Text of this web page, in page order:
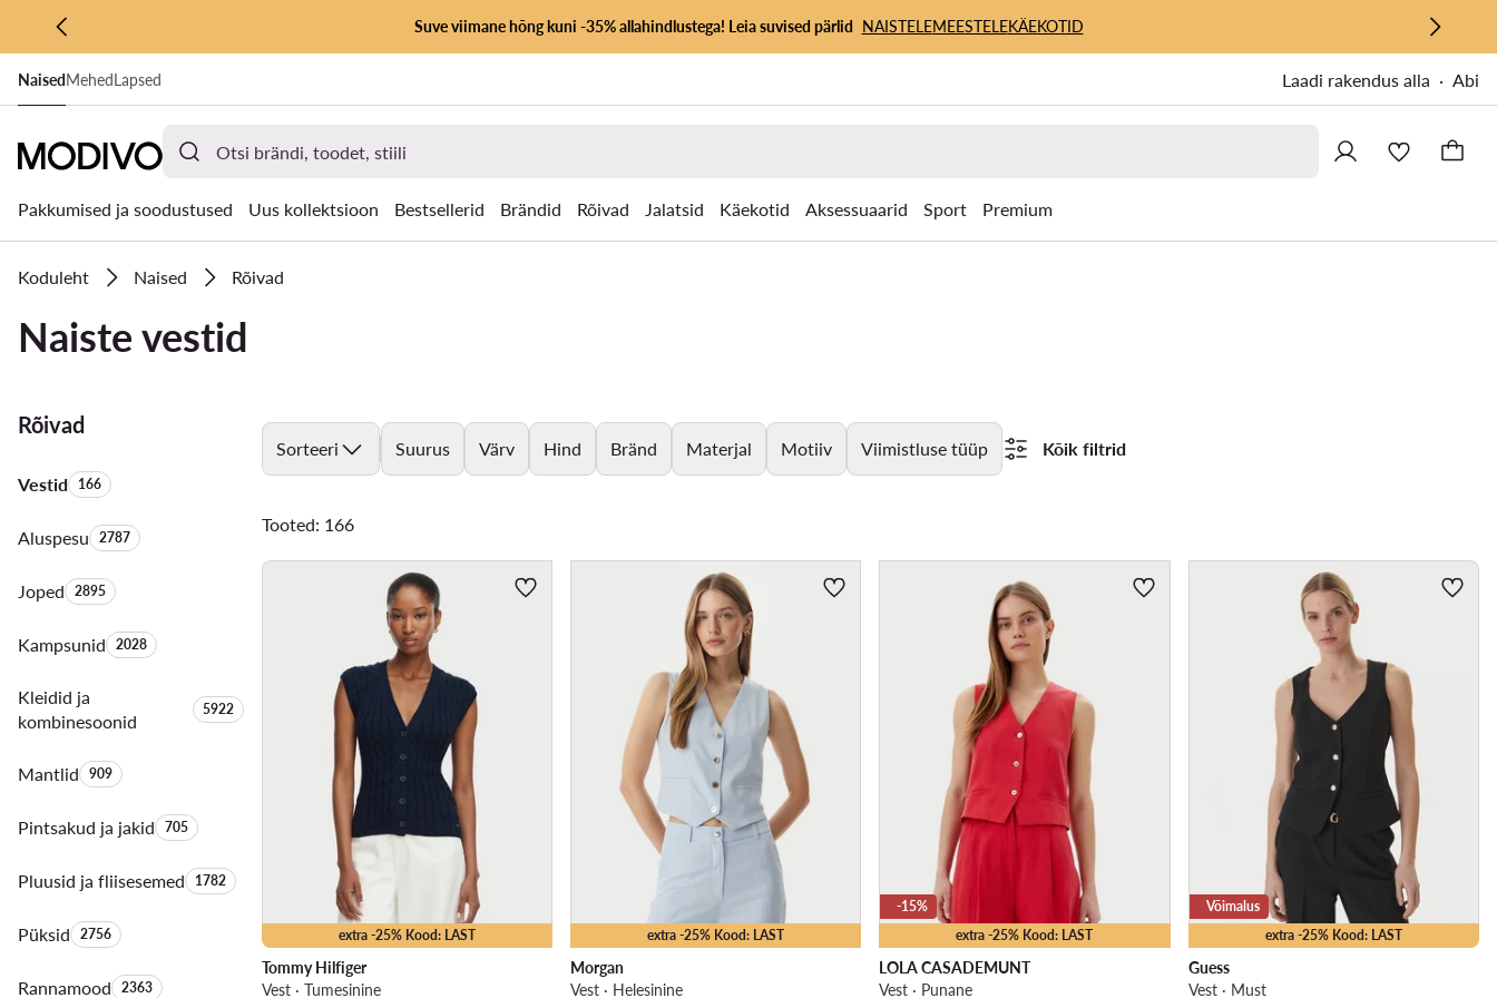
LIIGU PÕHISISU JUURDE
MINE OTSINGUSSE
Suve viimane hõng kuni -35% allahindlustega! Leia suvised pärlid NAISTELEMEESTELEKÄEKOTID
NaisedMehedLapsed Laadi rakendus alla Abi
Pakkumised ja soodustused Uus kollektsioon Bestsellerid Brändid Rõivad Jalatsid Käekotid Aksessuaarid Sport Premium
Koduleht Naised Rõivad
Naiste vestid
Rõivad
VestidToodete arv:
166
AluspesuToodete arv:
2787
JopedToodete arv:
2895
KampsunidToodete arv:
2028
Kleidid ja
kombinesoonid
Toodete arv:
5922
MantlidToodete arv:
909
Pintsakud ja jakidToodete arv:
705
Pluusid ja fliisesemedToodete arv:
1782
PüksidToodete arv:
2756
RannamoodToodete arv:
2363
Sorteeri Suurus Värv Hind Bränd Materjal Motiiv Viimistluse tüüp Kõik filtrid
Tooted: 166
extra -25% Kood: LAST
Tommy Hilfiger
Vest · Tumesinine
extra -25% Kood: LAST
Morgan
Vest · Helesinine
extra -25% Kood: LAST
-15%
LOLA CASADEMUNT
Vest · Punane
extra -25% Kood: LAST
Võimalus
Guess
Vest · Must